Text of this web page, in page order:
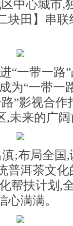
中心城市,
块田】串
“一带一路
为“一带一
”影视合作
,未来的广
;布局全国
普洱茶文
帮扶计划,
心满满。